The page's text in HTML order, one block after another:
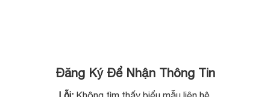
Đăng Ký Để Nhận Thông Tin